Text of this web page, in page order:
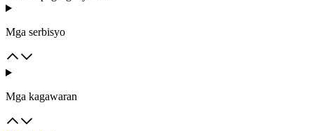
Mga serbisyo
Mga kagawaran